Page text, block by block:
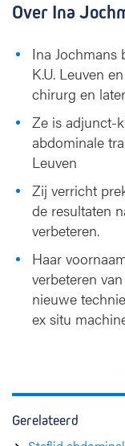
Over Ina
Ina Jochmans
K.U. Leuven
chirurg en
Ze is adjunct-
abdominale
Leuven
Zij verricht
de resultaten
verbeteren.
Haar
verbeteren
nieuwe
ex situ
Gerelateerd